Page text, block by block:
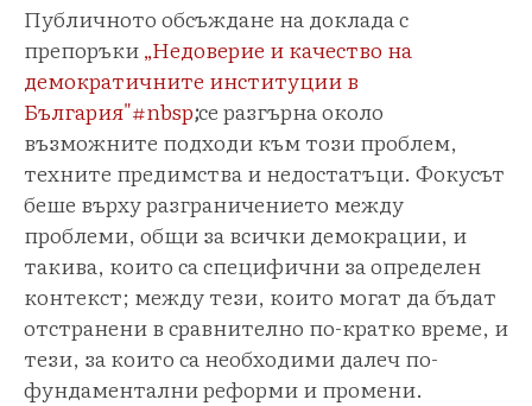
Публичното обсъждане на доклада с
препоръки„Недоверие и качество на
демократичните институции в
България"#nbsp;се разгърна около
възможните подходи към този проблем,
техните предимства и недостатъци. Фокусът
беше върху разграничението между
проблеми, общи за всички демокрации, и
такива, които са специфични за определен
контекст; между тези, които могат да бъдат
отстранени в сравнително по-кратко време, и
тези, за които са необходими далеч по-
фундаментални реформи и промени.